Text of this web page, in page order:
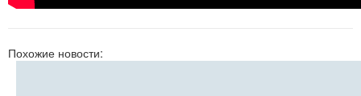
Похожие новости: